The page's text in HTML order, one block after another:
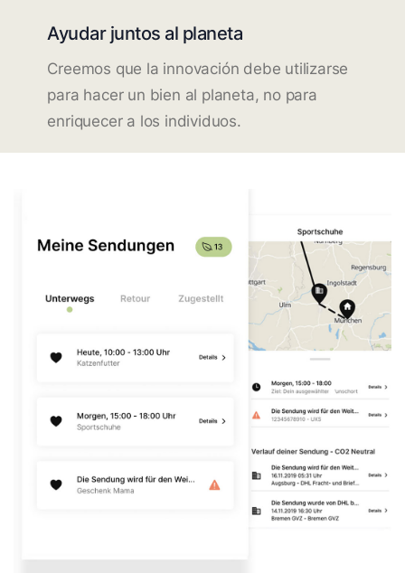
Ayudar juntos al planeta
Creemos que la innovación debe utilizarse
para hacer un bien al planeta, no para
enriquecer a los individuos.